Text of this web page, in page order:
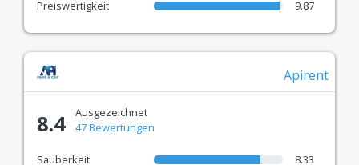
Schnelle Reservierung
Moderne Technologie für einen einfachen,
sicheren und komfortablen Online-Mietprozess.
Alles, was Sie tun müssen: Vergleichen & den
richtigen Preis wählen!
Preiswertigkeit
9.87
Apirent
8.4
Ausgezeichnet
47 Bewertungen
Sauberkeit
8.33